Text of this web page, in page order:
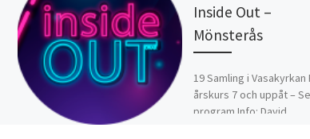
Inside Out –
Mönsterås
19 Samling i Vasakyrkan
årskurs 7 och uppåt – Se
program Info: David